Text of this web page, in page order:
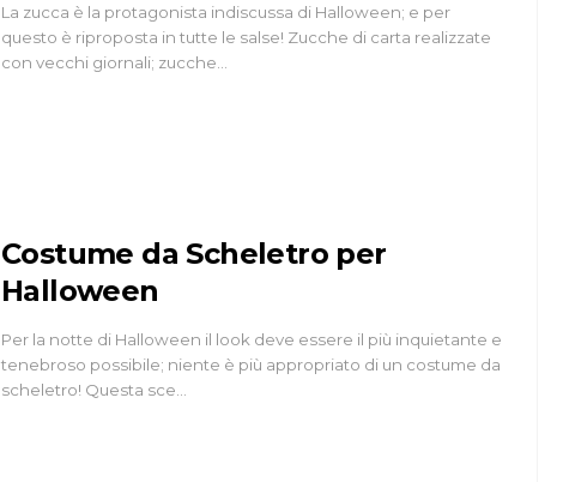
La zucca è la protagonista indiscussa di Halloween; e per
questo è riproposta in tutte le salse! Zucche di carta realizzate
con vecchi giornali; zucche…
Costume da Scheletro per
Halloween
Per la notte di Halloween il look deve essere il più inquietante e
tenebroso possibile; niente è più appropriato di un costume da
scheletro! Questa sce…